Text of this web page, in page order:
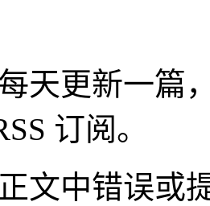
天更新一篇
订阅。
文中错误或